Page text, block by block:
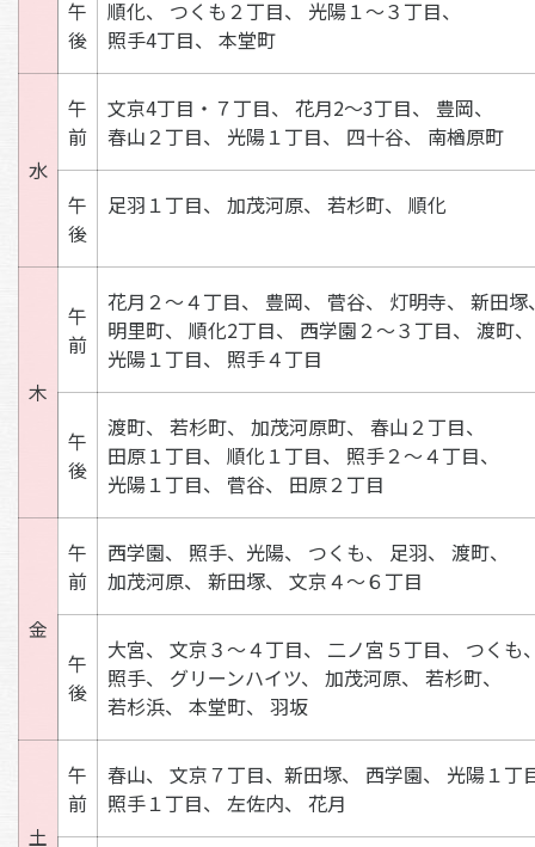
午
後
順化、 つくも２丁目、
光陽１～３丁目、
照手4丁目、
本堂町
水
午
前
文京4丁目・７丁目、 花月2～3丁目、
豊岡、
春山２丁目、
光陽１丁目、 四十谷、 南楢原町
午
後
足羽１丁目、 加茂河原、 若杉町、 順化
木
午
前
花月２～４丁目、 豊岡、 菅谷、 灯明寺、
新田塚
明里町、
順化2丁目、 西学園２～３丁目、
渡町、
光陽１丁目、
照手４丁目
午
後
渡町、 若杉町、 加茂河原町、
春山２丁目、
田原１丁目、
順化１丁目、
照手２～４丁目、
光陽１丁目、
菅谷、 田原２丁目
金
午
前
西学園、 照手、 光陽、 つくも、 足羽、
渡町、
加茂河原、
新田塚、 文京４～６丁目
午
後
大宮、 文京３～４丁目、 二ノ宮５丁目、
つくも
照手、
グリーンハイツ、 加茂河原、
若杉町、
若杉浜、
本堂町、 羽坂
土
午
前
春山、 文京７丁目、 新田塚、 西学園、
光陽１丁
照手１丁目、
左佐内、 花月